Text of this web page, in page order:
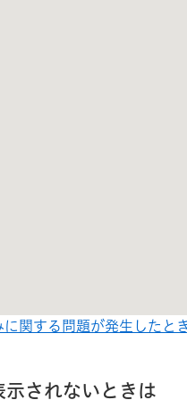
に関する問題が発生したと
示されないときは